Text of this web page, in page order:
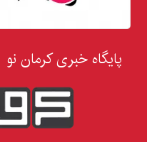
پایگاه خبری کرمان نو